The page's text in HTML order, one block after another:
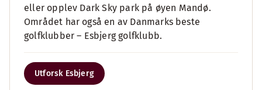
eller opplev Dark Sky park på øyen Mandø.
Området har også en av Danmarks beste
golfklubber – Esbjerg golfklubb.
Utforsk Esbjerg